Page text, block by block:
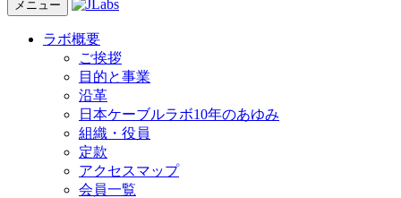
メニュー
ラボ概要
ご挨拶
目的と事業
沿革
日本ケーブルラボ10年のあゆみ
組織・役員
定款
アクセスマップ
会員一覧